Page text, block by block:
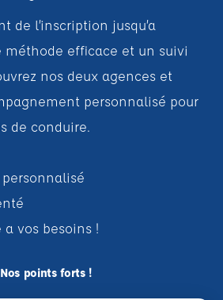
de l’inscription jusqu’a
méthode efficace et un suivi
nos deux agences et
personnalisé pour
de conduire.
vos besoins !
Nos points forts !